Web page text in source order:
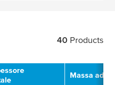
40 Products
Massa